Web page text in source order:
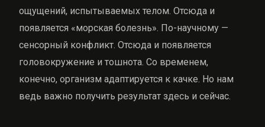
ощущений, испытываемых телом. Отсюда и
появляется «морская болезнь». По-научному —
сенсорный конфликт. Отсюда и появляется
головокружение и тошнота. Со временем,
конечно, организм адаптируется к качке. Но нам
ведь важно получить результат здесь и сейчас.